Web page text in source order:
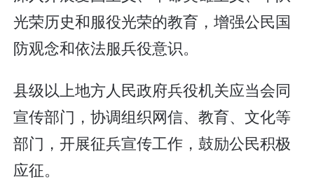
光荣历史和服役光荣的教育，增强公民国
防观念和依法服兵役意识。
县级以上地方人民政府兵役机关应当会同
宣传部门，协调组织网信、教育、文化等
部门，开展征兵宣传工作，鼓励公民积极
应征。